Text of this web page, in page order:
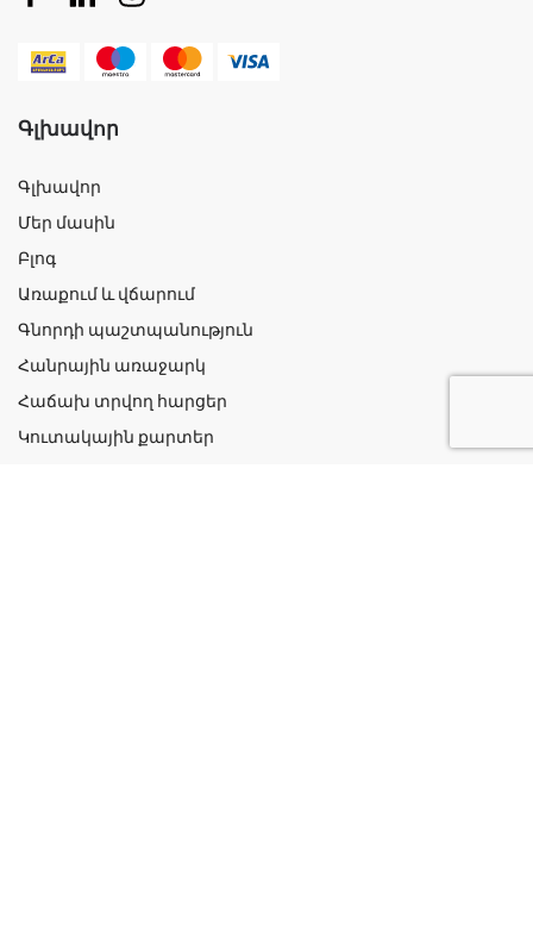
Գլխավոր
Գլխավոր
Մեր մասին
Բլոգ
Առաքում և վճարում
Գնորդի պաշտպանություն
Հանրային առաջարկ
Հաճախ տրվող հարցեր
Կուտակային քարտեր